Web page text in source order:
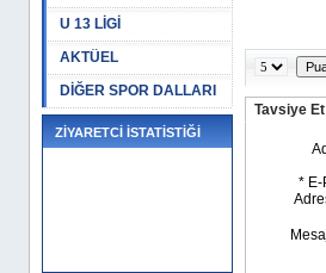
U 13 LİGİ
AKTÜEL
DİĞER SPOR DALLARI
ZİYARETCİ İSTATİSTİĞİ
Tavsiye Et